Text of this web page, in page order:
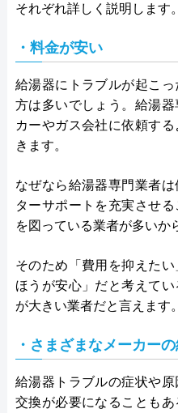
それぞれ詳しく説明します。
・料金が安い
給湯器にトラブルが起こ
方は多いでしょう。給湯
カーやガス会社に依頼す
きます。
なぜなら給湯器専門業者
ターサポートを充実させ
を図っている業者が多いか
そのため「費用を抑えた
ほうが安心」だと考えて
が大きい業者だと言えます。
・さまざまなメーカー
給湯器トラブルの症状や
交換が必要になることも